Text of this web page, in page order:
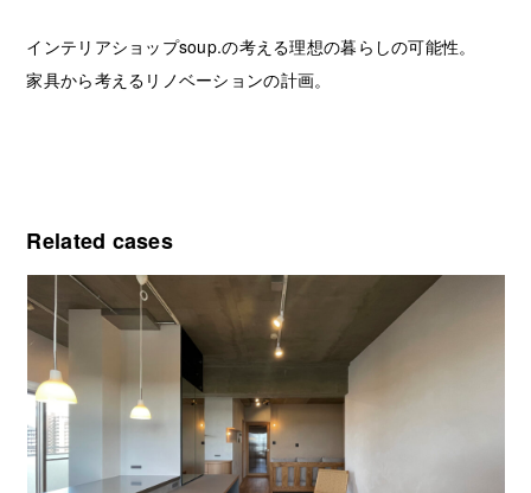
インテリアショップsoup.の考える理想の暮らしの可能性。
家具から考えるリノベーションの計画。
Related cases